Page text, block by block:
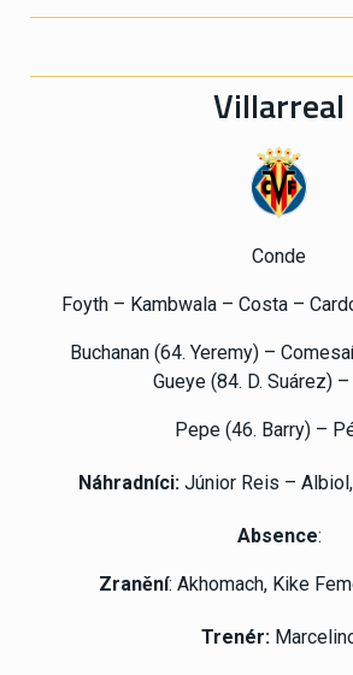
Villarreal
Conde
Foyth – Kambwala – Costa –
Buchanan (64. Yeremy) –
Gueye (84. D. Suárez)
Pepe (46. Barry) –
Náhradníci: Júnior Reis –
Absence:
Zranění: Akhomach, Kike
Trenér: